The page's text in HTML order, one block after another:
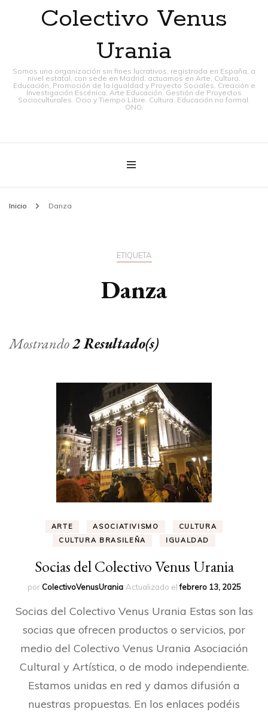
Colectivo Venus
Urania
Somos una organización sin fines lucrativos, registrada en España, a
nivel estatal, con sede en Madrid, actuamos en Arte, Cultura,
Educación, Promoción de la Igualdad y Proyecto Sociales. Creación e
Investigación Escénica. Arte Educación. Gestión de Proyectos
Socioculturales. Ocio y Tiempo Libre. Cultura. Educación no formal.
ONG.
Inicio Danza
ETIQUETA
Danza
Mostrando2 Resultado(s)
ARTE ASOCIATIVISMO
CULTURA
CULTURA BRASILEÑA
IGUALDAD
Socias del Colectivo Venus Urania
porColectivoVenusUrania Actualizado elfebrero 13, 2025
Socias del Colectivo Venus Urania Estas son las
socias que ofrecen productos o servicios, por
medio del Colectivo Venus Urania Asociación
Cultural y Artística, o de modo independiente.
Estamos unidas en red y damos difusión a
nuestras propuestas. En los enlaces podéis